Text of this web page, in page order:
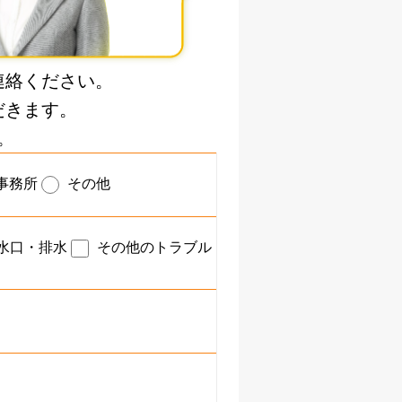
ください。
ます。
務所 その他
口・排水 その他のトラブル